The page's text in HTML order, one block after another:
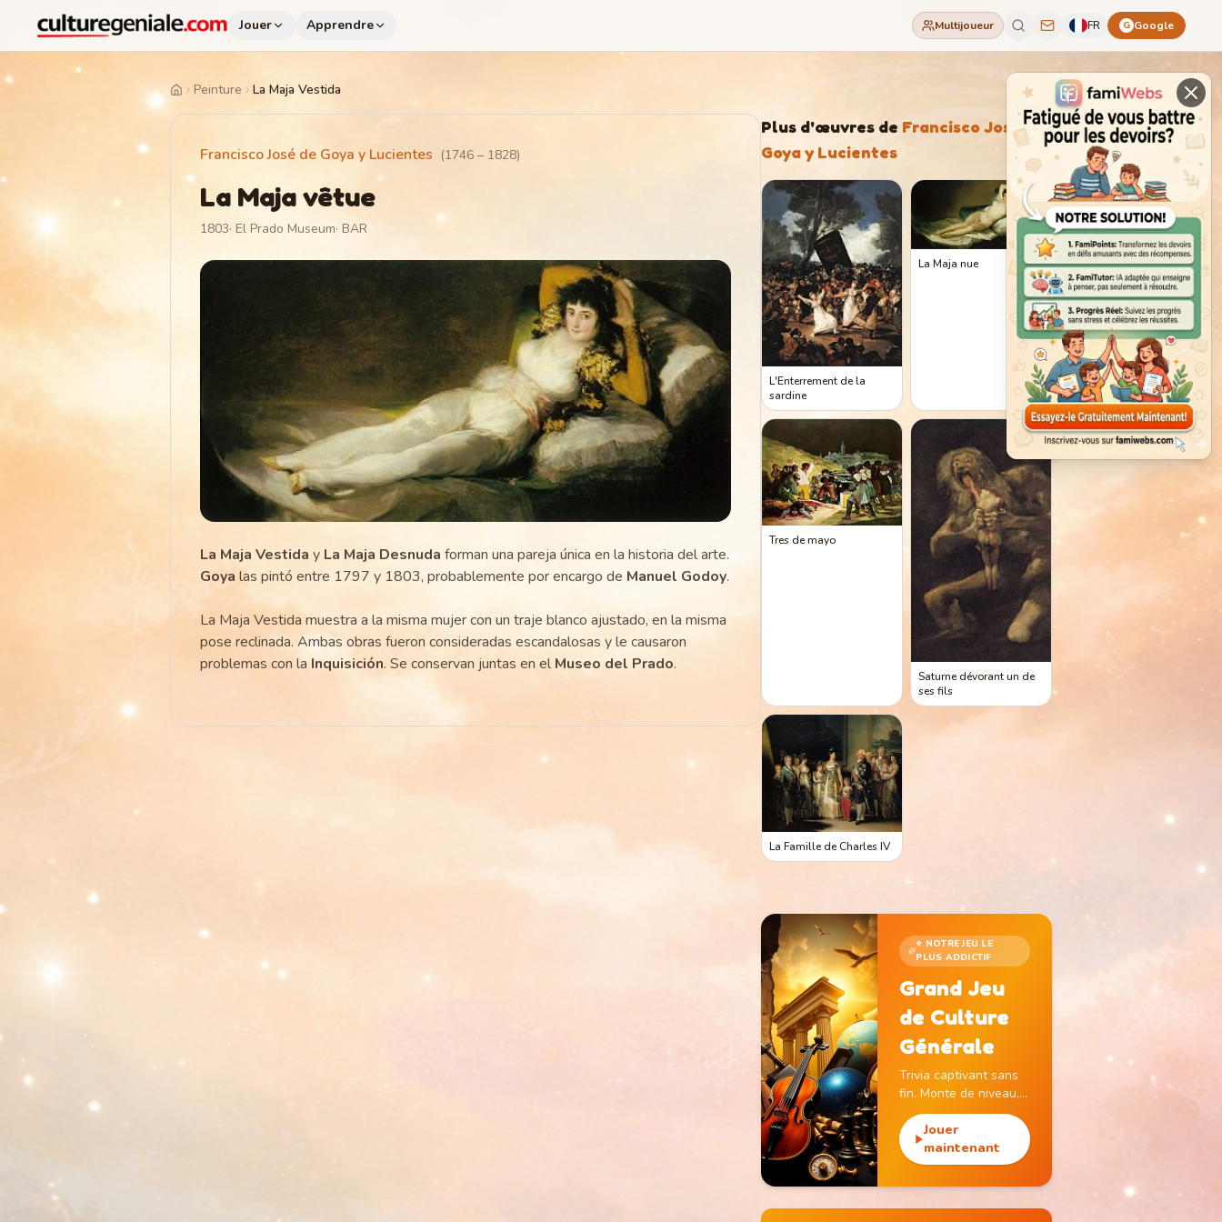
Jouer Apprendre Multijoueur FR G Google
HomePeinture La Maja Vestida
Francisco José de Goya y Lucientes (1746– 1828)
La Maja vêtue
1803· El Prado Museum· BAR
La Maja Vestida y La Maja Desnuda forman una pareja única en la historia del arte.
Goya las pintó entre 1797 y 1803, probablemente por encargo de Manuel Godoy.
La Maja Vestida muestra a la misma mujer con un traje blanco ajustado, en la misma
pose reclinada. Ambas obras fueron consideradas escandalosas y le causaron
problemas con la Inquisición. Se conservan juntas en elMuseo del Prado.
Plus d'œuvres de Francisco José de
Goya y Lucientes
L'Enterrement de la
sardine
La Maja nue
Tres de mayo
Saturne dévorant un de
ses fils
La Famille de Charles IV
⭐ NOTRE JEU LE
PLUS ADDICTIF
Grand Jeu
de Culture
Générale
Trivia captivant sans
fin. Monte de niveau,
gagne des pièces et
débloque des
monuments
emblématiques.
Jouer
maintenant